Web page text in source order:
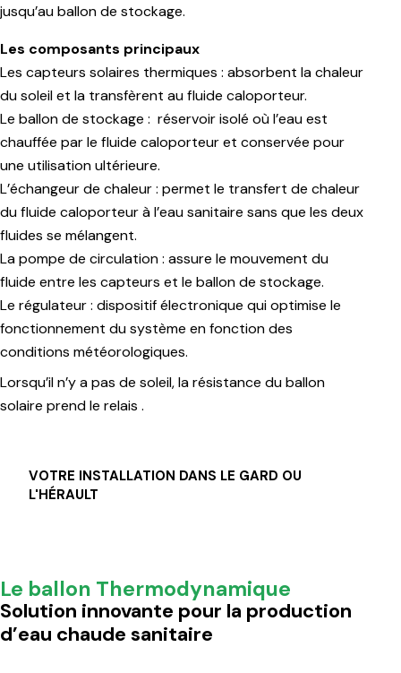
jusqu’au ballon de stockage.
Les composants principaux
Les capteurs solaires thermiques : absorbent la chaleur
du soleil et la transfèrent au fluide caloporteur.
Le ballon de stockage : réservoir isolé où l’eau est
chauffée par le fluide caloporteur et conservée pour
une utilisation ultérieure.
L’échangeur de chaleur : permet le transfert de chaleur
du fluide caloporteur à l’eau sanitaire sans que les deux
fluides se mélangent.
La pompe de circulation : assure le mouvement du
fluide entre les capteurs et le ballon de stockage.
Le régulateur : dispositif électronique qui optimise le
fonctionnement du système en fonction des
conditions météorologiques.
Lorsqu’il n’y a pas de soleil, la résistance du ballon
solaire prend le relais .
VOTRE INSTALLATION DANS LE GARD OU
L'HÉRAULT
Le ballon Thermodynamique
Solution innovante pour la production
d’eau chaude sanitaire